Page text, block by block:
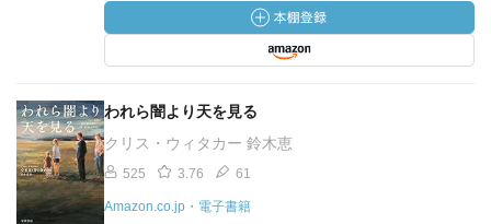
われら闇より天を見る
クリス・ウィタカー 鈴木恵
525 3.76 61
Amazon.co.jp・電子書籍